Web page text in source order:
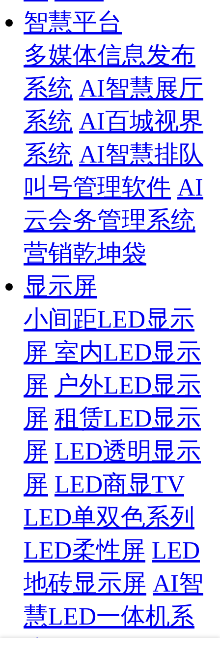
智慧平台
多媒体信息发布
系统 AI智慧展厅
系统 AI百城视界
系统 AI智慧排队
叫号管理软件 AI
云会务管理系统
营销乾坤袋
显示屏
小间距LED显示
屏 室内LED显示
屏 户外LED显示
屏 租赁LED显示
屏 LED透明显示
屏 LED商显TV
LED单双色系列
LED柔性屏 LED
地砖显示屏 AI智
慧LED一体机系